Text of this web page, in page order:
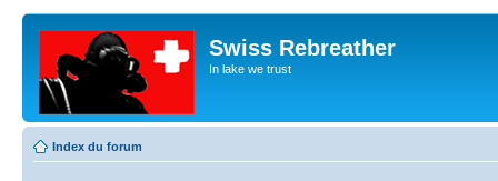
Swiss Rebreather
In lake we trust
Index du forum